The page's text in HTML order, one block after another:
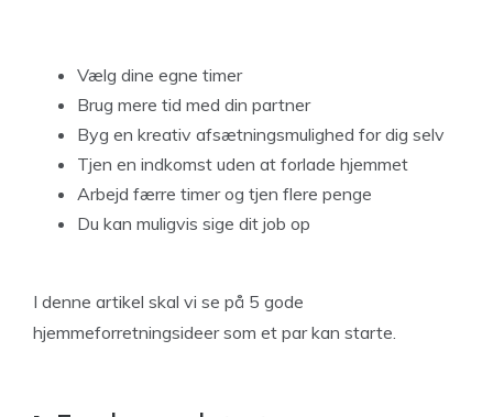
Vælg dine egne timer
Brug mere tid med din partner
Byg en kreativ afsætningsmulighed for dig selv
Tjen en indkomst uden at forlade hjemmet
Arbejd færre timer og tjen flere penge
Du kan muligvis sige dit job op
I denne artikel skal vi se på 5 gode
hjemmeforretningsideer som et par kan starte.